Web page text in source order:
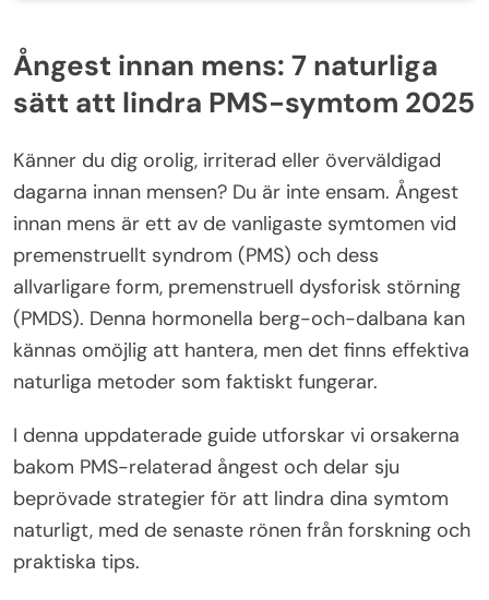
Ångest innan mens: 7 naturliga
sätt att lindra PMS-symtom 2025
Känner du dig orolig, irriterad eller överväldigad
dagarna innan mensen? Du är inte ensam. Ångest
innan mens är ett av de vanligaste symtomen vid
premenstruellt syndrom (PMS) och dess
allvarligare form, premenstruell dysforisk störning
(PMDS). Denna hormonella berg-och-dalbana kan
kännas omöjlig att hantera, men det finns effektiva
naturliga metoder som faktiskt fungerar.
I denna uppdaterade guide utforskar vi orsakerna
bakom PMS-relaterad ångest och delar sju
beprövade strategier för att lindra dina symtom
naturligt, med de senaste rönen från forskning och
praktiska tips.